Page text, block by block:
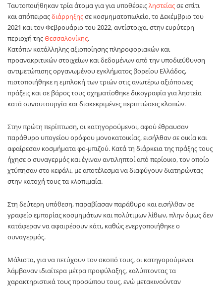
Ταυτοποιήθηκαν τρία άτομα για για υποθέσειςληστείαςσε σπίτι
και απόπειραςδιάρρηξηςσε κοσμηματοπωλείο, το Δεκέμβριο του
2021 και τον Φεβρουάριο του 2022, αντίστοιχα, στην ευρύτερη
περιοχή τηςΘεσσαλονίκης.
Κατόπιν κατάλληλης αξιοποίησης πληροφοριακών και
προανακριτικών στοιχείων και δεδομένων από την υποδιεύθυνση
αντιμετώπισης οργανωμένου εγκλήματος βορείου Ελλάδος,
πιστοποιήθηκε η εμπλοκή των τριών στις ανωτέρω αξιόποινες
πράξεις και σε βάρος τους σχηματίσθηκε δικογραφία για ληστεία
κατά συναυτουργία και διακεκριμένες περιπτώσεις κλοπών.
Στην πρώτη περίπτωση, οι κατηγορούμενοι, αφού έθραυσαν
παράθυρο υπογείου ορόφου μονοκατοικίας, εισήλθαν σε οικία και
αφαίρεσαν κοσμήματα φο-μπιζού. Κατά τη διάρκεια της πράξης τους
ήχησε ο συναγερμός και έγιναν αντιληπτοί από περίοικο, τον οποίο
χτύπησαν στο κεφάλι, με αποτέλεσμα να διαφύγουν διατηρώντας
στην κατοχή τους τα κλοπιμαία.
Στη δεύτερη υπόθεση, παραβίασαν παράθυρο και εισήλθαν σε
γραφείο εμπορίας κοσμημάτων και πολύτιμων λίθων, πλην όμως δεν
κατάφεραν να αφαιρέσουν κάτι, καθώς ενεργοποιήθηκε ο
συναγερμός.
Μάλιστα, για να πετύχουν τον σκοπό τους, οι κατηγορούμενοι
λάμβαναν ιδιαίτερα μέτρα προφύλαξης, καλύπτοντας τα
χαρακτηριστικά τους προσώπου τους, ενώ μετακινούνταν